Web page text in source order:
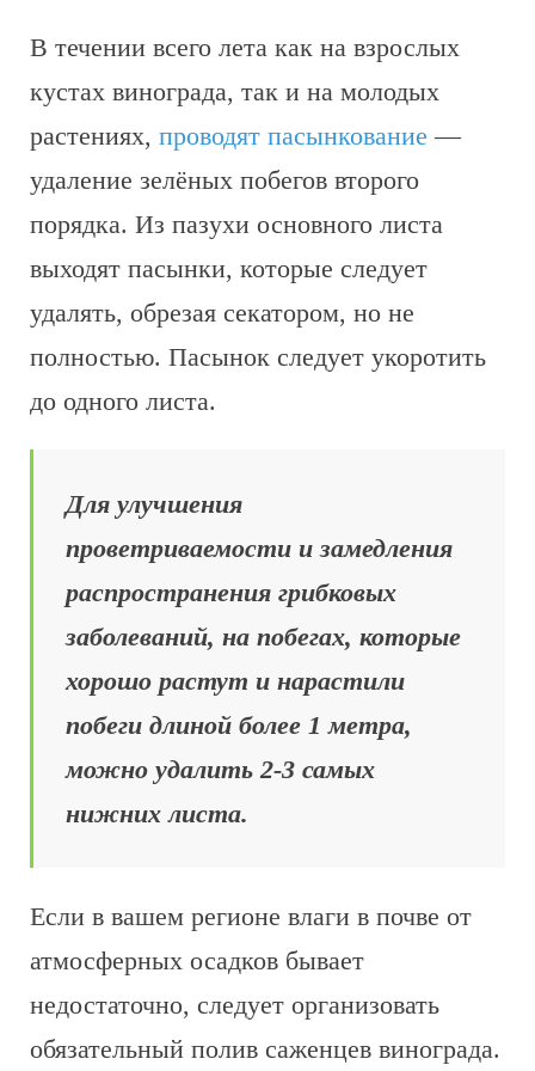
В течении всего лета как на взрослых
кустах винограда, так и на молодых
растениях, проводят пасынкование —
удаление зелёных побегов второго
порядка. Из пазухи основного листа
выходят пасынки, которые следует
удалять, обрезая секатором, но не
полностью. Пасынок следует укоротить
до одного листа.
Для улучшения
проветриваемости и замедления
распространения грибковых
заболеваний, на побегах, которые
хорошо растут и нарастили
побеги длиной более 1 метра,
можно удалить 2-3 самых
нижних листа.
Если в вашем регионе влаги в почве от
атмосферных осадков бывает
недостаточно, следует организовать
обязательный полив саженцев винограда.